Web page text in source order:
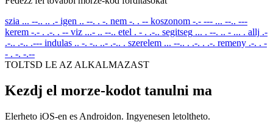
szia ... --.. .. .- igen .. --. . -. nem -. . -- koszonom -.- --- ... --.. ---
kerem -.- . .-. . -- viz ...- .. --.. etel . - . .-.. segitseg ... . --. .. - ... . allj .-
.-.. .-.. .--- indulas .. -. -.. ..- .-.. . szerelem ... --.. . .-. . .-. remeny .-. . -
- . -. -.--
TOLTSD LE AZ ALKALMAZAST
Kezdj el morze-kodot tanulni ma
Elerheto iOS-en es Androidon. Ingyenesen letoltheto.